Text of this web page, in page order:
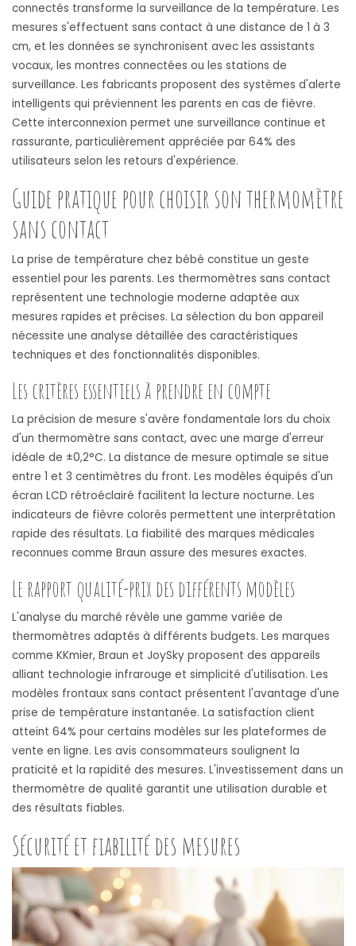
connectés transforme la surveillance de la température. Les
mesures s'effectuent sans contact à une distance de 1 à 3
cm, et les données se synchronisent avec les assistants
vocaux, les montres connectées ou les stations de
surveillance. Les fabricants proposent des systèmes d'alerte
intelligents qui préviennent les parents en cas de fièvre.
Cette interconnexion permet une surveillance continue et
rassurante, particulièrement appréciée par 64% des
utilisateurs selon les retours d'expérience.
Guide pratique pour choisir son thermomètre
sans contact
La prise de température chez bébé constitue un geste
essentiel pour les parents. Les thermomètres sans contact
représentent une technologie moderne adaptée aux
mesures rapides et précises. La sélection du bon appareil
nécessite une analyse détaillée des caractéristiques
techniques et des fonctionnalités disponibles.
Les critères essentiels à prendre en compte
La précision de mesure s'avère fondamentale lors du choix
d'un thermomètre sans contact, avec une marge d'erreur
idéale de ±0,2°C. La distance de mesure optimale se situe
entre 1 et 3 centimètres du front. Les modèles équipés d'un
écran LCD rétroéclairé facilitent la lecture nocturne. Les
indicateurs de fièvre colorés permettent une interprétation
rapide des résultats. La fiabilité des marques médicales
reconnues comme Braun assure des mesures exactes.
Le rapport qualité-prix des différents modèles
L'analyse du marché révèle une gamme variée de
thermomètres adaptés à différents budgets. Les marques
comme KKmier, Braun et JoySky proposent des appareils
alliant technologie infrarouge et simplicité d'utilisation. Les
modèles frontaux sans contact présentent l'avantage d'une
prise de température instantanée. La satisfaction client
atteint 64% pour certains modèles sur les plateformes de
vente en ligne. Les avis consommateurs soulignent la
praticité et la rapidité des mesures. L'investissement dans un
thermomètre de qualité garantit une utilisation durable et
des résultats fiables.
Sécurité et fiabilité des mesures